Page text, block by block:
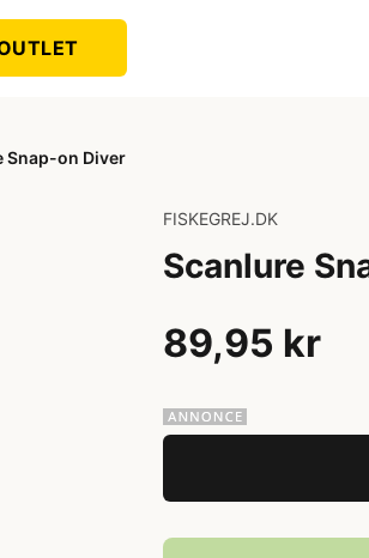
Snap-on Diver
FISKEGREJ.DK
Scanlure
89,95 kr